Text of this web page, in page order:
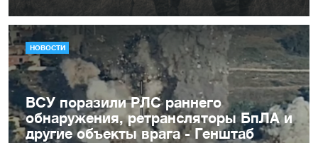
НОВОСТИ
ВСУ поразили РЛС раннего
обнаружения, ретрансляторы БпЛА и
другие объекты врага - Генштаб